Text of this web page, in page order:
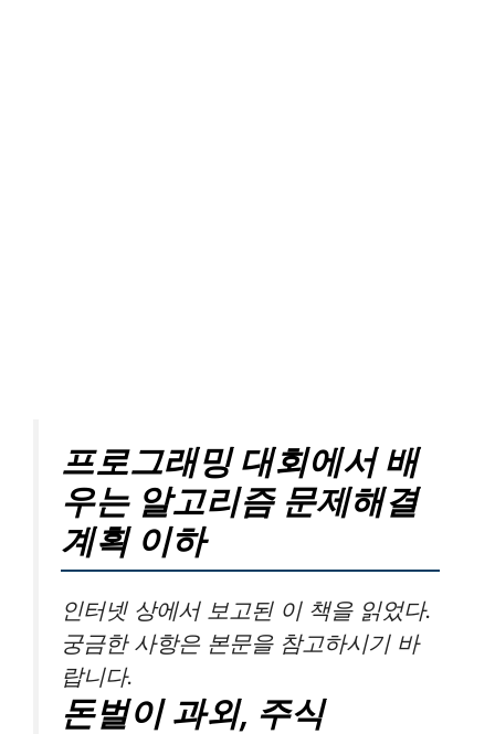
프로그래밍 대회에서 배
우는 알고리즘 문제해결
계획 이하
인터넷 상에서 보고된 이 책을 읽었다.
궁금한 사항은 본문을 참고하시기 바
랍니다.
돈벌이 과외, 주식